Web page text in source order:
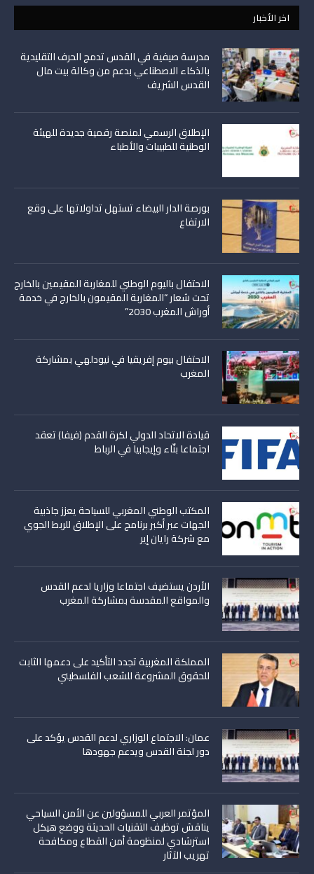
اخر الأخبار
مدرسة صيفية في القدس تدمج الحرف التقليدية
بالذكاء الاصطناعي بدعم من وكالة بيت مال
القدس الشريف
الإطلاق الرسمي لمنصة رقمية جديدة للهيئة
الوطنية للطبيبات والأطباء
بورصة الدار البيضاء تستهل تداولاتها على وقع
الارتفاع
الاحتفال باليوم الوطني للمغاربة المقيمين بالخارج
تحت شعار “المغاربة المقيمون بالخارج في خدمة
أوراش المغرب 2030”
الاحتفال بيوم إفريقيا في نيودلهي بمشاركة
المغرب
قيادة الاتحاد الدولي لكرة القدم (فيفا) تعقد
اجتماعا بنّاء وإيجابيا في الرباط
المكتب الوطني المغربي للسياحة يعزز جاذبية
الجهات عبر أكبر برنامج على الإطلاق للربط الجوي
مع شركة رايان إير
الأردن يستضيف اجتماعا وزاريا لدعم القدس
والمواقع المقدسة بمشاركة المغرب
المملكة المغربية تجدد التأكيد على دعمها الثابت
للحقوق المشروعة للشعب الفلسطيني
عمان: الاجتماع الوزاري لدعم القدس يؤكد على
دور لجنة القدس ويدعم جهودها
المؤتمر العربي للمسؤولين عن الأمن السياحي
يناقش توظيف التقنيات الحديثة ووضع هيكل
استرشادي لمنظومة أمن القطاع ومكافحة
تهريب الآثار